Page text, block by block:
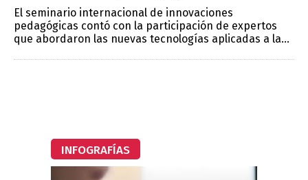
El seminario internacional de innovaciones
pedagógicas contó con la participación de expertos
que abordaron las nuevas tecnologías aplicadas a la...
INFOGRAFÍAS